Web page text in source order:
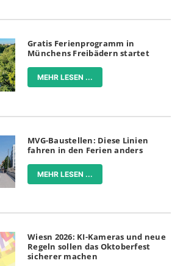
Gratis Ferienprogramm in
Münchens Freibädern startet
MEHR LESEN ...
MVG-Baustellen: Diese Linien
fahren in den Ferien anders
MEHR LESEN ...
Wiesn 2026: KI-Kameras und neue
Regeln sollen das Oktoberfest
sicherer machen